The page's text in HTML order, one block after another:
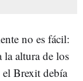
no es fácil:
la altura de los
Brexit debía